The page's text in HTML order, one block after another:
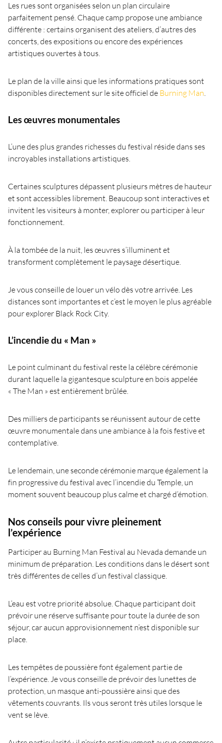
Les rues sont organisées selon un plan circulaire
parfaitement pensé. Chaque camp propose une ambiance
différente : certains organisent des ateliers, d’autres des
concerts, des expositions ou encore des expériences
artistiques ouvertes à tous.
Le plan de la ville ainsi que les informations pratiques sont
disponibles directement sur le site officiel de Burning Man.
Les œuvres monumentales
L’une des plus grandes richesses du festival réside dans ses
incroyables installations artistiques.
Certaines sculptures dépassent plusieurs mètres de hauteur
et sont accessibles librement. Beaucoup sont interactives et
invitent les visiteurs à monter, explorer ou participer à leur
fonctionnement.
À la tombée de la nuit, les œuvres s’illuminent et
transforment complètement le paysage désertique.
Je vous conseille de louer un vélo dès votre arrivée. Les
distances sont importantes et c’est le moyen le plus agréable
pour explorer Black Rock City.
L’incendie du « Man »
Le point culminant du festival reste la célèbre cérémonie
durant laquelle la gigantesque sculpture en bois appelée
« The Man » est entièrement brûlée.
Des milliers de participants se réunissent autour de cette
œuvre monumentale dans une ambiance à la fois festive et
contemplative.
Le lendemain, une seconde cérémonie marque également la
fin progressive du festival avec l’incendie du Temple, un
moment souvent beaucoup plus calme et chargé d’émotion.
Nos conseils pour vivre pleinement
l’expérience
Participer au Burning Man Festival au Nevada demande un
minimum de préparation. Les conditions dans le désert sont
très différentes de celles d’un festival classique.
L’eau est votre priorité absolue. Chaque participant doit
prévoir une réserve suffisante pour toute la durée de son
séjour, car aucun approvisionnement n’est disponible sur
place.
Les tempêtes de poussière font également partie de
l’expérience. Je vous conseille de prévoir des lunettes de
protection, un masque anti-poussière ainsi que des
vêtements couvrants. Ils vous seront très utiles lorsque le
vent se lève.